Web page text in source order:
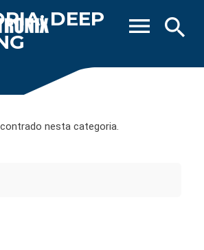
search
menu
DEEP
nesta categoria.